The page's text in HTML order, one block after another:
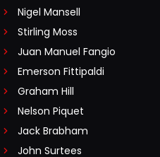
Nigel Mansell
Stirling Moss
Juan Manuel Fangio
Emerson Fittipaldi
Graham Hill
Nelson Piquet
Jack Brabham
John Surtees